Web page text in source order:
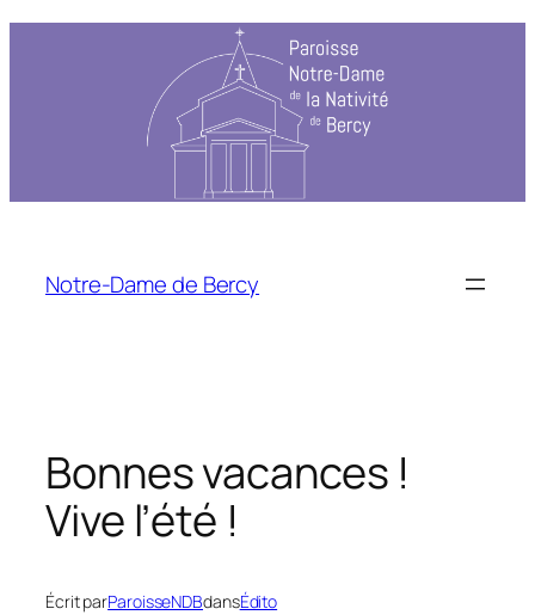
Notre-Dame de Bercy
Bonnes vacances !
Vive l’été !
Écrit parParoisseNDBdansÉdito